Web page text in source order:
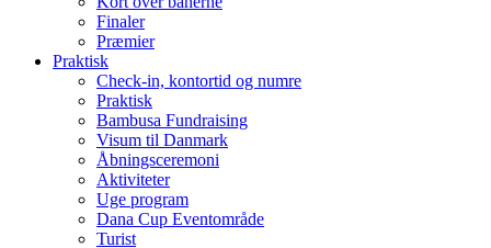
Finaler
Præmier
Praktisk
Check-in, kontortid og numre
Praktisk
Bambusa Fundraising
Visum til Danmark
Åbningsceremoni
Aktiviteter
Uge program
Dana Cup Eventområde
Turist